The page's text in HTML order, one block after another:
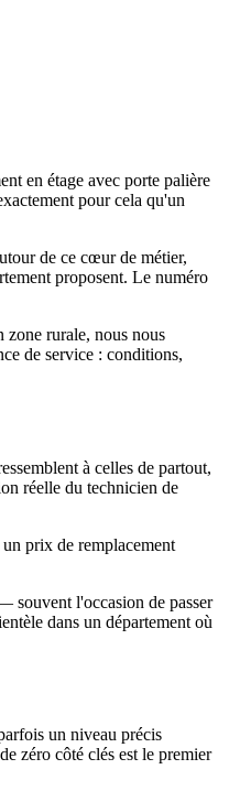
en étage avec porte palière
pour cela qu'un
de ce cœur de métier,
proposent. Le numéro
zone rurale, nous nous
de service : conditions,
à celles de partout,
réelle du technicien de
prix de remplacement
souvent l'occasion de passer
dans un département où
un niveau précis
zéro côté clés est le premier